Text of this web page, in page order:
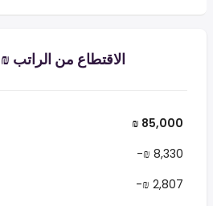
الاقتطاع من الراتب ₪‏٨٥٬٠٠٠ في إسرائيل
₪ 85,000
-₪ 8,330
-₪ 2,807